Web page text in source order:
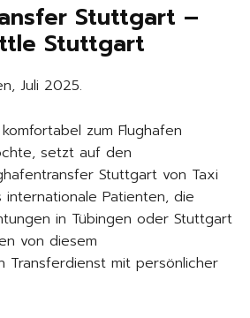
Stuttgart –
Stuttgart
Juli 2025.
zum Flughafen
setzt auf den
Stuttgart von Taxi
internationale Patienten, die
in Tübingen oder Stuttgart
von diesem
Transferdienst mit persönlicher